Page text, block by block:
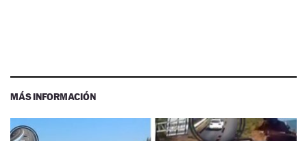
MÁS INFORMACIÓN